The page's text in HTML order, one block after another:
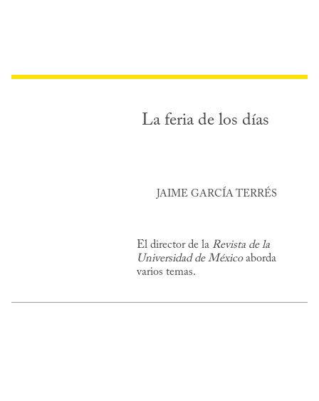
La feria de los días
JAIME GARCÍA TERRÉS
El director de la Revista de la
Universidad de Méxicoaborda
varios temas.